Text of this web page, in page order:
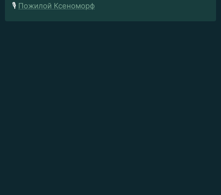
🎙️ Пожилой Ксеноморф